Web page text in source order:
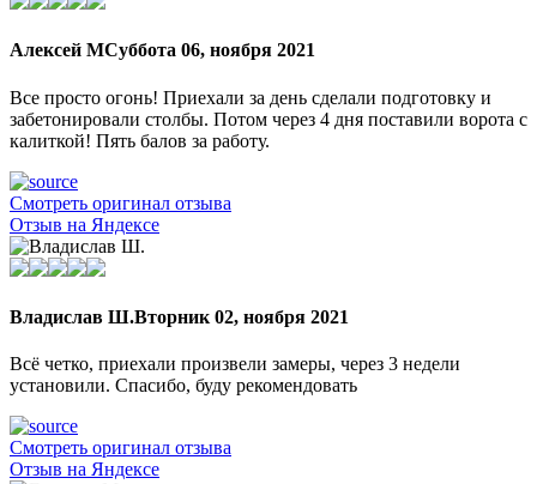
Алексей МСуббота 06, ноября 2021
Все просто огонь! Приехали за день сделали подготовку и
забетонировали столбы. Потом через 4 дня поставили ворота с
калиткой! Пять балов за работу.
Смотреть оригинал отзыва
Отзыв на Яндексе
Владислав Ш.Вторник 02, ноября 2021
Всё четко, приехали произвели замеры, через 3 недели
установили. Спасибо, буду рекомендовать
Смотреть оригинал отзыва
Отзыв на Яндексе